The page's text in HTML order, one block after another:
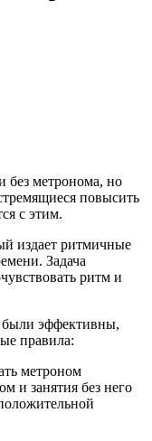
без метронома, но
повысить
с этим.
издает ритмичные
Задача
ритм и
были эффективны,
правила:
метроном
и занятия без него